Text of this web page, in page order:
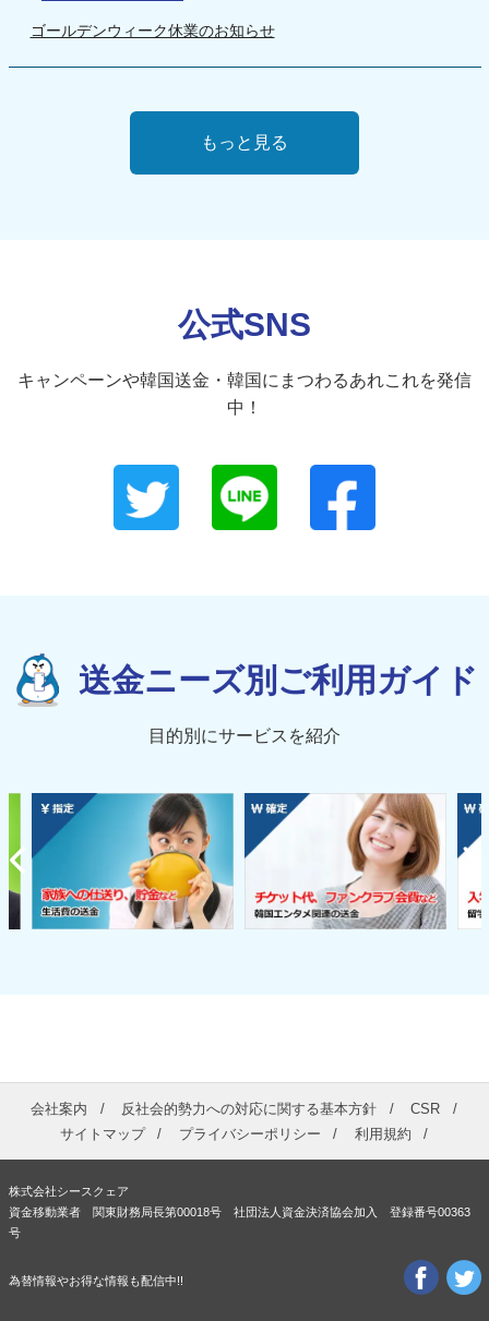
ゴールデンウィーク休業のお知らせ
もっと見る
公式SNS
キャンペーンや韓国送金・韓国にまつわるあれこれを発信
中！
送金ニーズ別ご利用ガイド
目的別にサービスを紹介
会社案内 反社会的勢力への対応に関する基本方針
CSR
サイトマップ
プライバシーポリシー 利用規約
株式会社シースクェア
資金移動業者 関東財務局長第00018号 社団法人資金決済協会加入 登録番号00363
号
為替情報やお得な情報も配信中!!